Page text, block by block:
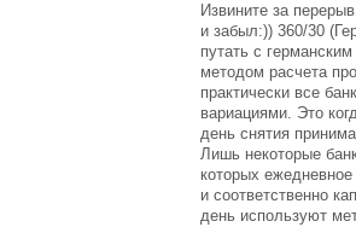
Извините за
и забыл:)) 360/30
путать с
методом расчета
практически все
вариациями. Это
день снятия
Лишь некоторые
которых
и соответственно
день используют